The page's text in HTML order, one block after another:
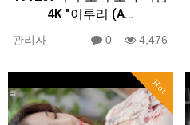
4K "이루리 (A…
관리자 0 4,476
Hot